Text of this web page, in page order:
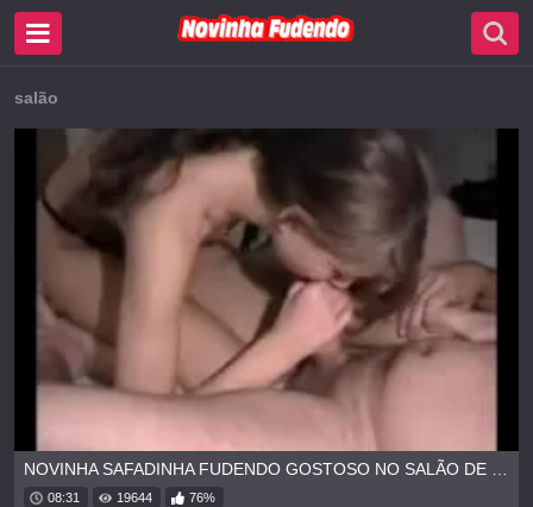
salão
NOVINHA SAFADINHA FUDENDO GOSTOSO NO SALÃO DE BELEZA
08:31 19644 76%